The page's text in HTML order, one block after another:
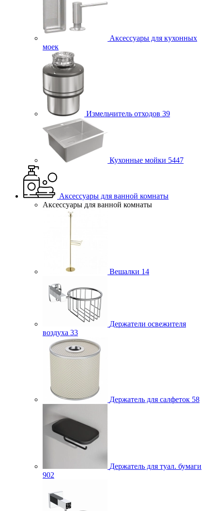
Аксессуары для кухонных
моек
Измельчитель отходов 39
Кухонные мойки 5447
Аксессуары для ванной комнаты
Аксессуары для ванной комнаты
Вешалки 14
Держатели освежителя
воздуха 33
Держатель для салфеток 58
Держатель для туал. бумаги
902